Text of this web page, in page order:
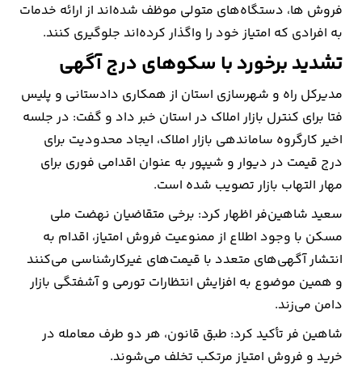
فروش ها، دستگاه‌های متولی موظف شده‌اند از ارائه خدمات
به افرادی که امتیاز خود را واگذار کرده‌اند جلوگیری کنند.
تشدید برخورد با سکوهای درج آگهی
مدیرکل راه و شهرسازی استان از همکاری دادستانی و پلیس
فتا برای کنترل بازار املاک در استان خبر داد و گفت: در جلسه
اخیر کارگروه ساماندهی بازار املاک، ایجاد محدودیت برای
درج قیمت در دیوار و شیپور به عنوان اقدامی فوری برای
مهار التهاب بازار تصویب شده است.
سعید شاهین‌فر اظهار کرد: برخی متقاضیان نهضت ملی
مسکن با وجود اطلاع از ممنوعیت فروش امتیاز، اقدام به
انتشار آگهی‌های متعدد با قیمت‌های غیرکارشناسی می‌کنند
و همین موضوع به افزایش انتظارات تورمی و آشفتگی بازار
دامن می‌زند.
شاهین فر تأکید کرد: طبق قانون، هر دو طرف معامله در
خرید و فروش امتیاز مرتکب تخلف می‌شوند.